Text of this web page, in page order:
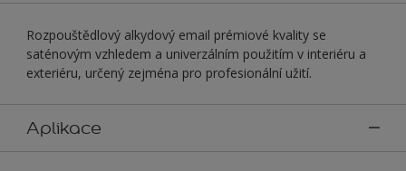
Rozpouštědlový alkydový email prémiové kvality se
saténovým vzhledem a univerzálním použitím v interiéru a
exteriéru, určený zejména pro profesionální užití.
Aplikace